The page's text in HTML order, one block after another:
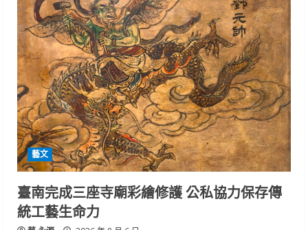
藝文
臺南完成三座寺廟彩繪修護 公私協力保存傳
統工藝生命力